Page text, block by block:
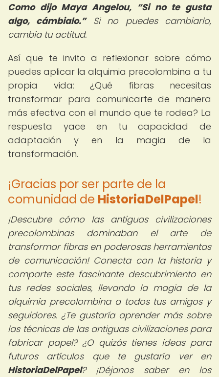
Como dijo Maya Angelou,
Si no te gusta
algo, cámbialo. Si no puedes cambiarlo,
cambia tu actitud.
Así que te invito a reflexionar sobre cómo
puedes aplicar la alquimia precolombina a tu
propia vida: ¿Qué fibras necesitas
transformar para comunicarte de manera
más efectiva con el mundo que te rodea? La
respuesta yace en tu capacidad de
adaptación y en la magia de la
transformación.
¡Gracias por ser parte de la
comunidad de HistoriaDelPapel!
¡Descubre cómo las antiguas civilizaciones
precolombinas dominaban el arte de
transformar fibras en poderosas herramientas
de comunicación! Conecta con la historia y
comparte este fascinante descubrimiento en
tus redes sociales, llevando la magia de la
alquimia precolombina a todos tus amigos y
seguidores. ¿Te gustaría aprender más sobre
las técnicas de las antiguas civilizaciones para
fabricar papel? ¿O quizás tienes ideas para
futuros artículos que te gustaría ver en
HistoriaDelPapel? ¡Déjanos saber en los